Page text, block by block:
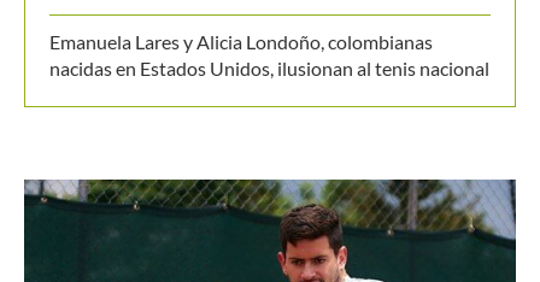
Emanuela Lares y Alicia Londoño, colombianas
nacidas en Estados Unidos, ilusionan al tenis nacional